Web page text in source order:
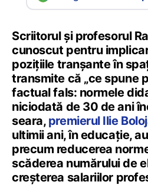
Scriitorul și profesorul
cunoscut pentru
pozițiile tranșante în
transmite că „ce spune
factual fals: normele
niciodată de 30 de ani
seara, premierul Ilie
ultimii ani, în educație,
precum reducerea
scăderea numărului de
creșterea salariilor